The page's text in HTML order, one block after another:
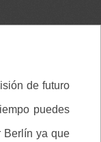
de futuro
puedes
Berlín ya que